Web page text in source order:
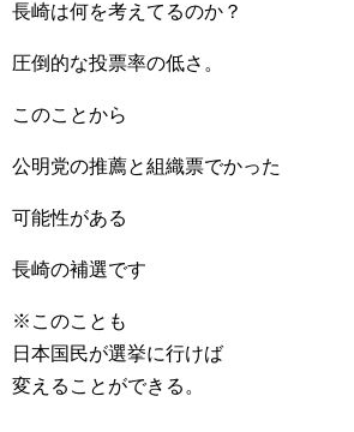
長崎は何を考えてるのか？
圧倒的な投票率の低さ。
このことから
公明党の推薦と組織票でかった
可能性がある
長崎の補選です
※このことも
日本国民が選挙に行けば
変えることができる。